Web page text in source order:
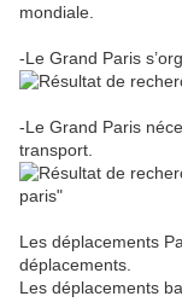
mondiale.
-Le Grand Paris
-Le Grand Paris
transport.
Les déplacements
déplacements.
Les déplacements